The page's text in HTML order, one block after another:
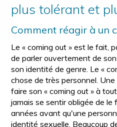
plus tolérant et
Comment réagir à un
Le « coming out » est le fait,
de parler ouvertement de
son identité de genre. Le «
chose de très personnel.
faire son « coming out » à
jamais se sentir obligée de le
années avant qu'une
identité sexuelle. Beaucoup